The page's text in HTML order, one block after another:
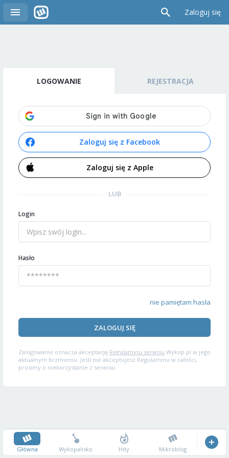
Zaloguj się
LOGOWANIE REJESTRACJA
Zaloguj się z Facebook
Zaloguj się z Apple
LUB
Login
Hasło
nie pamiętam hasła
ZALOGUJ SIĘ
Zalogowanie oznacza akceptację Regulaminu serwisu Wykop.pl w jego
aktualnym brzmieniu. Jeśli nie akceptujesz Regulaminu w całości,
prosimy o niekorzystanie z serwisu.
Główna Wykopalisko Hity Mikroblog